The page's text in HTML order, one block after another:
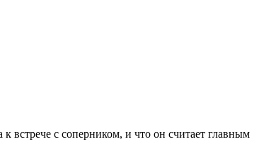
встрече с соперником, и что он считает главным